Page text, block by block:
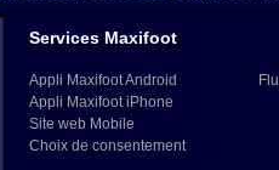
Services Maxifoot
Appli Maxifoot Android
Appli Maxifoot iPhone
Site web Mobile
Choix de consentement